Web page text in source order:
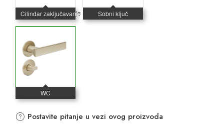
Postavite pitanje u vezi ovog proizvoda